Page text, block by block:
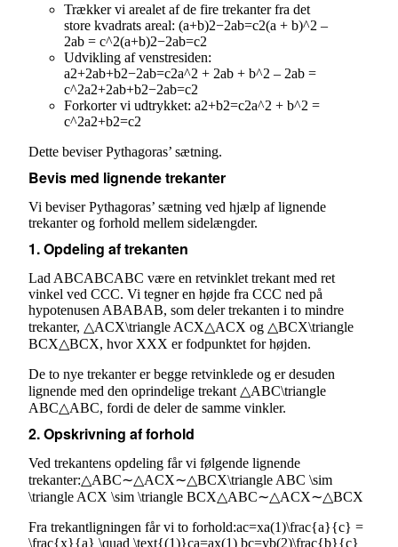
Trækker vi arealet af de fire trekanter fra det
store kvadrats areal: (a+b)2−2ab=c2(a + b)^2 –
2ab = c^2(a+b)2−2ab=c2
Udvikling af venstresiden:
a2+2ab+b2−2ab=c2a^2 + 2ab + b^2 – 2ab =
c^2a2+2ab+b2−2ab=c2
Forkorter vi udtrykket: a2+b2=c2a^2 + b^2 =
c^2a2+b2=c2
Dette beviser Pythagoras’ sætning.
Bevis med lignende trekanter
Vi beviser Pythagoras’ sætning ved hjælp af lignende
trekanter og forhold mellem sidelængder.
1. Opdeling af trekanten
Lad ABCABCABC være en retvinklet trekant med ret
vinkel ved CCC. Vi tegner en højde fra CCC ned på
hypotenusen ABABAB, som deler trekanten i to mindre
trekanter, △ACX\triangle ACX△ACX og △BCX\triangle
BCX△BCX, hvor XXX er fodpunktet for højden.
De to nye trekanter er begge retvinklede og er desuden
lignende med den oprindelige trekant △ABC\triangle
ABC△ABC, fordi de deler de samme vinkler.
2. Opskrivning af forhold
Ved trekantens opdeling får vi følgende lignende
trekanter:△ABC∼△ACX∼△BCX\triangle ABC \sim
\triangle ACX \sim \triangle BCX△ABC∼△ACX∼△BCX
Fra trekantligningen får vi to forhold:ac=xa(1)\frac{a}{c} =
\frac{x}{a} \quad \text{(1)}ca​=ax​(1) bc=yb(2)\frac{b}{c}